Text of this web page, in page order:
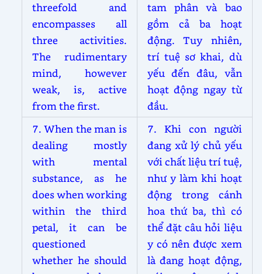
threefold and
encompasses all
three activities.
The rudimentary
mind, however
weak, is, active
from the first.
tam phân và bao
gồm cả ba hoạt
động. Tuy nhiên,
trí tuệ sơ khai, dù
yếu đến đâu, vẫn
hoạt động ngay từ
đầu.
7. When the man is
dealing mostly
with mental
substance, as he
does when working
within the third
petal, it can be
questioned
whether he should
7. Khi con người
đang xử lý chủ yếu
với chất liệu trí tuệ,
như y làm khi hoạt
động trong cánh
hoa thứ ba, thì có
thể đặt câu hỏi liệu
y có nên được xem
là đang hoạt động,